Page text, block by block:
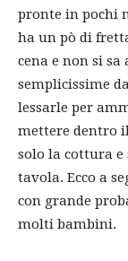
pronte in pochi
ha un pò di
cena e non si sa
semplicissime
lessarle per
mettere dentro
solo la cottura e
tavola. Ecco a
con grande
molti bambini.